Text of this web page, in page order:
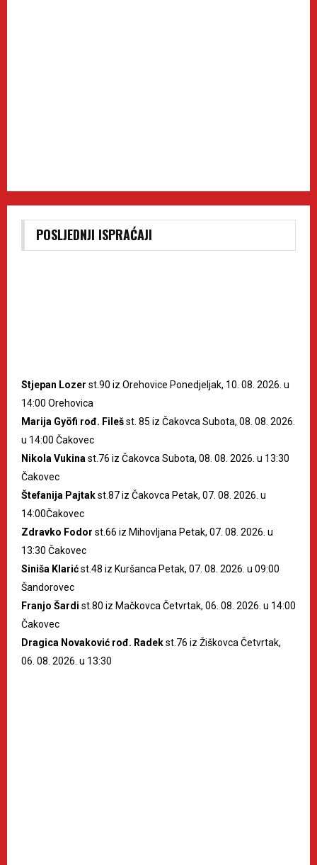
POSLJEDNJI ISPRAĆAJI
Stjepan Lozer st.90 iz Orehovice Ponedjeljak, 10. 08. 2026. u
14:00 Orehovica
Marija Gyöfi rođ. Filešst. 85 iz Čakovca Subota, 08. 08. 2026.
u 14:00 Čakovec
Nikola Vukina st.76 iz Čakovca Subota, 08. 08. 2026. u 13:30
Čakovec
Štefanija Pajtakst.87 iz Čakovca Petak, 07. 08. 2026. u
14:00Čakovec
Zdravko Fodor st.66 iz Mihovljana Petak, 07. 08. 2026. u
13:30 Čakovec
Siniša Klarićst.48 iz Kuršanca Petak, 07. 08. 2026. u 09:00
Šandorovec
Franjo Šardi st.80 iz Mačkovca Četvrtak, 06. 08. 2026. u 14:00
Čakovec
Dragica Novaković rođ. Radekst.76 iz Žiškovca Četvrtak,
06. 08. 2026. u 13:30